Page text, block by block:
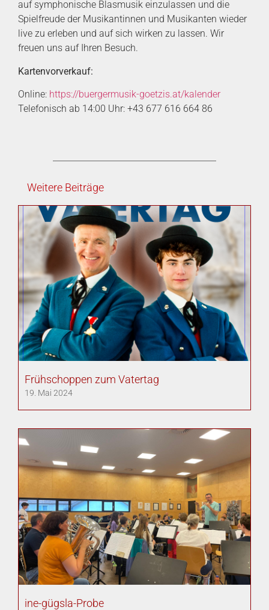
auf symphonische Blasmusik einzulassen und die
Spielfreude der Musikantinnen und Musikanten wieder
live zu erleben und auf sich wirken zu lassen. Wir
freuen uns auf Ihren Besuch.
Kartenvorverkauf:
Online: https://buergermusik-goetzis.at/kalender
Telefonisch ab 14:00 Uhr: +43 677 616 664 86
Weitere Beiträge
Frühschoppen zum Vatertag
19. Mai 2024
ine-gügsla-Probe